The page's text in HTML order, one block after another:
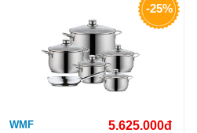
-25%
WMF 5.625.000đ